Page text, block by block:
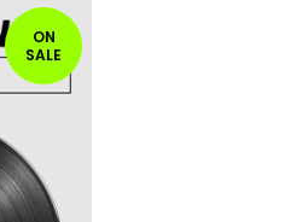
ON
SALE